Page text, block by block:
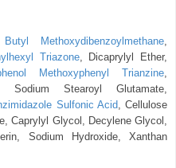
Butyl Methoxydibenzoylmethane
Triazone, Dicaprylyl Ether,
Methoxyphenyl Trianzine
Sodium Stearoyl Glutamate,
Sulfonic Acid ,Cellulose
Caprylyl Glycol,
Decylene Glycol,
Sodium Hydroxide, Xanthan